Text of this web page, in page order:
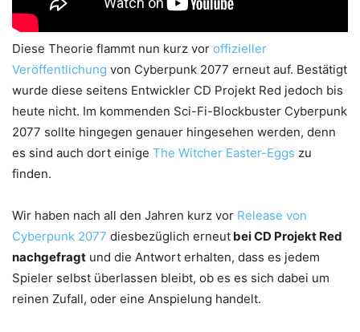
Diese Theorie flammt nun kurz vor offizieller
Veröffentlichung von Cyberpunk 2077 erneut auf. Bestätigt
wurde diese seitens Entwickler CD Projekt Red jedoch bis
heute nicht. Im kommenden Sci-Fi-Blockbuster Cyberpunk
2077 sollte hingegen genauer hingesehen werden, denn
es sind auch dort einige The Witcher Easter-Eggs zu
finden.
Wir haben nach all den Jahren kurz vor Release von
Cyberpunk 2077 diesbezüglich erneut bei CD Projekt Red
nachgefragt und die Antwort erhalten, dass es jedem
Spieler selbst überlassen bleibt, ob es es sich dabei um
reinen Zufall, oder eine Anspielung handelt.